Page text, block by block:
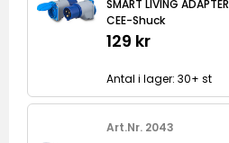
SMART LIVING ADAPTER
CEE-Shuck
129 kr
Antal i lager: 30+ st
Art.Nr. 2043